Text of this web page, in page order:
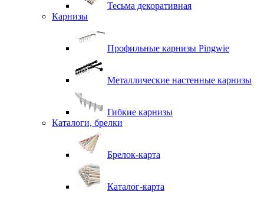
Тесьма декоративная
Карнизы
Профильные карнизы Pingwie
Металлические настенные карнизы
Гибкие карнизы
Каталоги, брелки
Брелок-карта
Каталог-карта